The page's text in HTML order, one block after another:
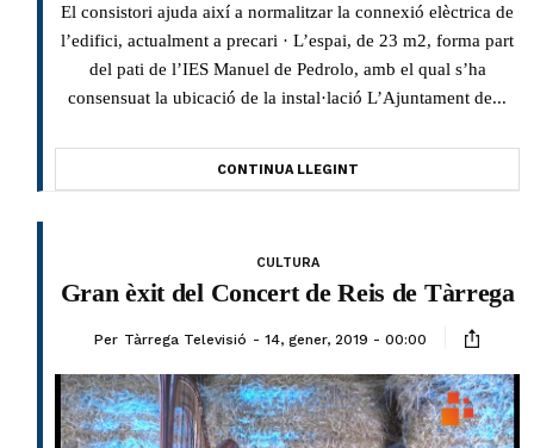
El consistori ajuda així a normalitzar la connexió elèctrica de
l’edifici, actualment a precari · L’espai, de 23 m2, forma part
del pati de l’IES Manuel de Pedrolo, amb el qual s’ha
consensuat la ubicació de la instal·lació L’Ajuntament de...
CONTINUA LLEGINT
CULTURA
Gran èxit del Concert de Reis de Tàrrega
Per Tàrrega Televisió 14, gener, 2019 - 00:00